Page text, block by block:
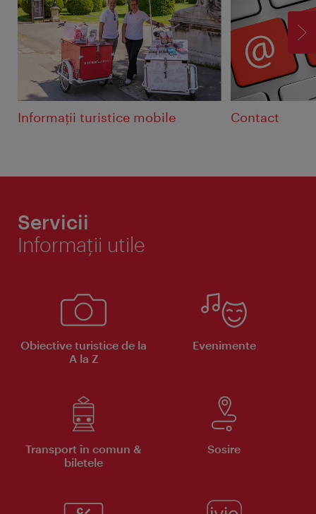
Informații turistice mobile Contact
Servicii
Informaţii utile
Obiective turistice de la
A la Z
Evenimente
Transport în comun &
biletele
Sosire